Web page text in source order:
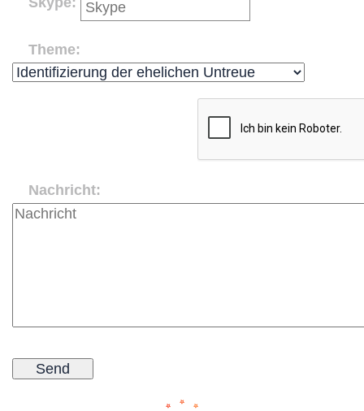
Theme:
Nachricht: